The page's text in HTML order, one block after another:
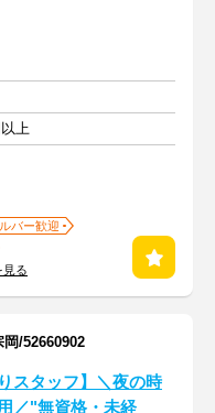
上
バー歓迎
見る
/52660902
スタッフ】＼夜の時
／"無資格・未経